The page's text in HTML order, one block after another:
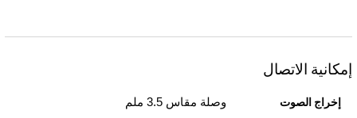
إمكانية الاتصال
إخراج الصوت وصلة مقاس 3.5 ملم